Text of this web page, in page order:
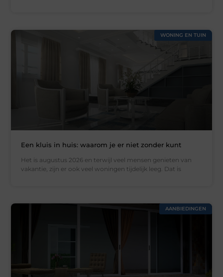
WONING EN TUIN
Een kluis in huis: waarom je er niet zonder kunt
Het is augustus 2026 en terwijl veel mensen genieten van
vakantie, zijn er ook veel woningen tijdelijk leeg. Dat is
AANBIEDINGEN